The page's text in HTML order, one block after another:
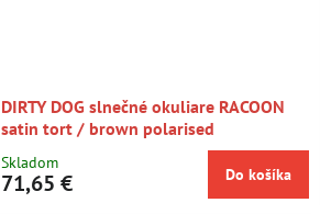
DIRTY DOG slnečné okuliare RACOON
satin tort / brown polarised
Skladom
71,65 € Do košíka